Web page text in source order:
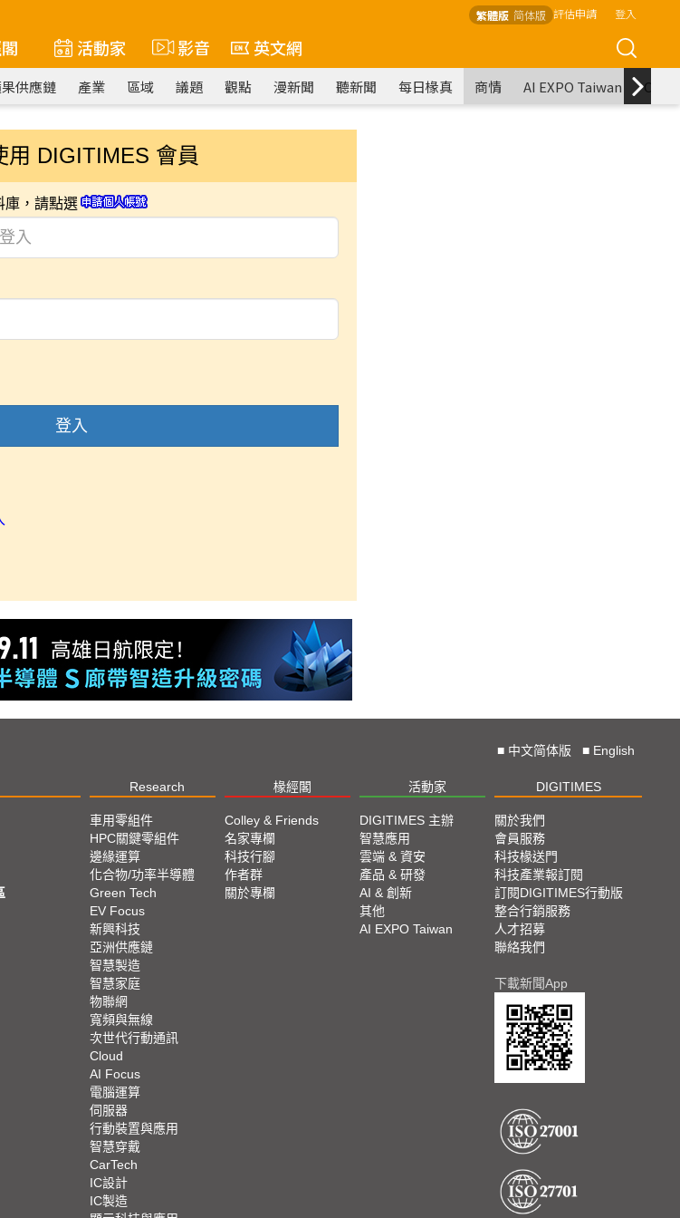
繁體版 简体版 評估申請 登入
活動家 影音 英文網
供應鏈 產業 區域 議題 觀點 漫新聞 聽新聞 每日椽真 商情 AI EXPO Taiwan
用 DIGITIMES 會員
，請點選
登入
■ 中文简体版 ■ English
Research 椽經閣 活動家 DIGITIMES
車用零組件
HPC關鍵零組件
邊緣運算
化合物/功率半導體
Green Tech
EV Focus
新興科技
亞洲供應鏈
智慧製造
智慧家庭
物聯網
寬頻與無線
次世代行動通訊
Cloud
AI Focus
電腦運算
伺服器
行動裝置與應用
智慧穿戴
CarTech
IC設計
IC製造
Colley & Friends
名家專欄
科技行腳
作者群
關於專欄
DIGITIMES 主辦
智慧應用
雲端 & 資安
產品 & 研發
AI & 創新
其他
AI EXPO Taiwan
關於我們
會員服務
科技椽送門
科技產業報訂閱
訂閱DIGITIMES行動版
整合行銷服務
人才招募
聯絡我們
下載新聞App